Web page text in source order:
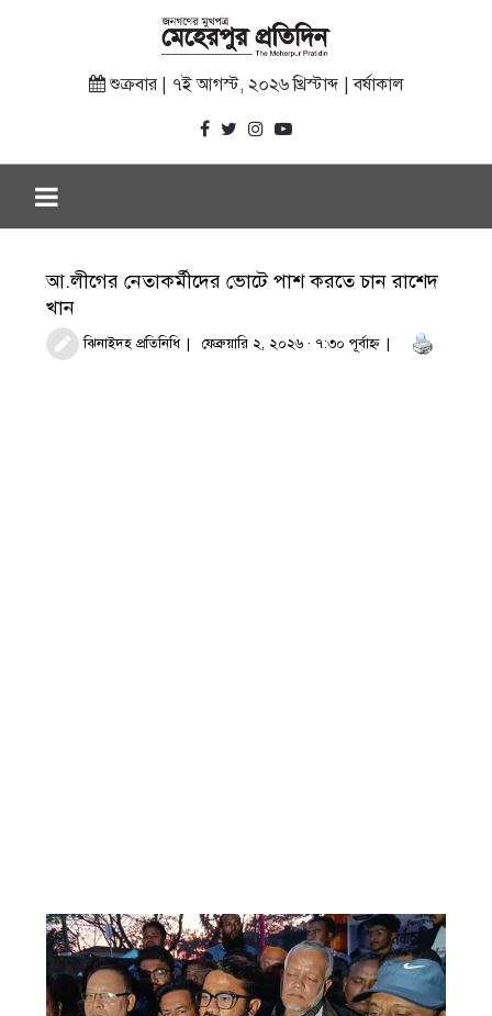
শুক্রবার | ৭ই আগস্ট, ২০২৬ খ্রিস্টাব্দ | বর্ষাকাল
আ.লীগের নেতাকর্মীদের ভোটে পাশ করতে চান রাশেদ
খান
ঝিনাইদহ প্রতিনিধি ফেব্রুয়ারি ২, ২০২৬ · ৭:৩০ পূর্বাহ্ণ